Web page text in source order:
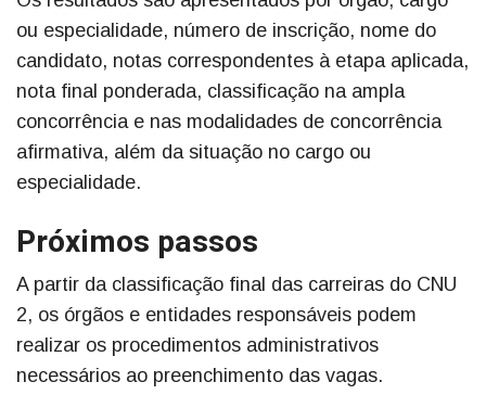
ou especialidade, número de inscrição, nome do
candidato, notas correspondentes à etapa aplicada,
nota final ponderada, classificação na ampla
concorrência e nas modalidades de concorrência
afirmativa, além da situação no cargo ou
especialidade.
Próximos passos
A partir da classificação final das carreiras do CNU
2, os órgãos e entidades responsáveis podem
realizar os procedimentos administrativos
necessários ao preenchimento das vagas.